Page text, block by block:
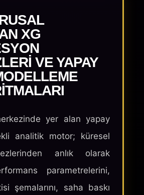
XG
VE YAPAY
yer alan yapay
analitik motor; küresel
anlık olarak
parametrelerini,
şemalarını, saha baskı